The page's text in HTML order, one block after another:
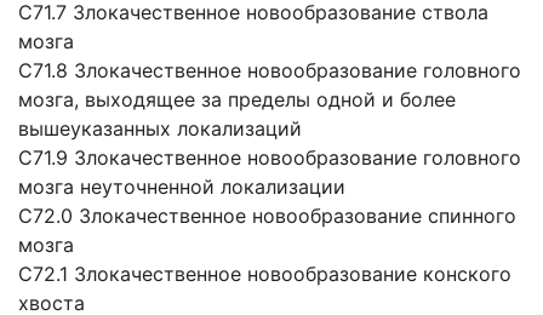
C71.7 Злокачественное новообразование ствола
мозга
C71.8 Злокачественное новообразование головного
мозга, выходящее за пределы одной и более
вышеуказанных локализаций
C71.9 Злокачественное новообразование головного
мозга неуточненной локализации
C72.0 Злокачественное новообразование спинного
мозга
C72.1 Злокачественное новообразование конского
хвоста